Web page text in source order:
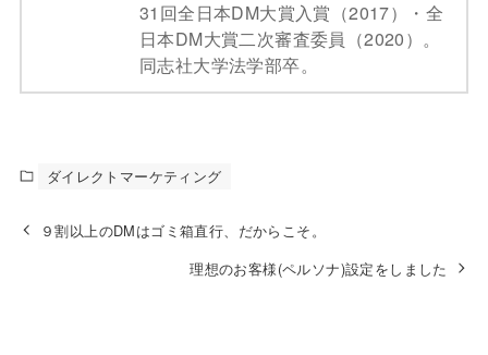
31回全日本DM大賞入賞（2017）・全
日本DM大賞二次審査委員（2020）。
同志社大学法学部卒。
ダイレクトマーケティング
９割以上のDMはゴミ箱直行、だからこそ。
理想のお客様(ペルソナ)設定をしました